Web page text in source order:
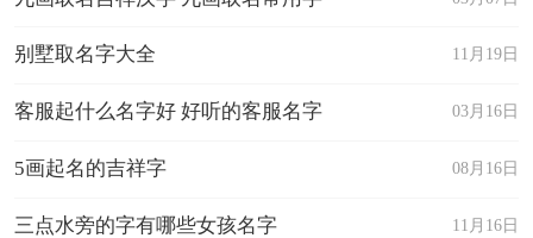
11月19日
别墅取名字大全
03月16日
客服起什么名字好 好听的客服名字
08月16日
5画起名的吉祥字
11月16日
三点水旁的字有哪些女孩名字